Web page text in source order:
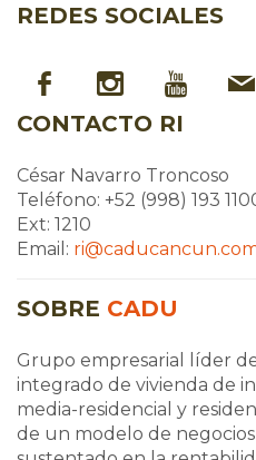
REDES SOCIALES
CONTACTO RI
César Navarro Troncoso
Teléfono: +52 (998) 193
Ext: 1210
Email:
SOBRE CADU
Grupo empresarial líder
integrado de vivienda de
media-residencial y
de un modelo de